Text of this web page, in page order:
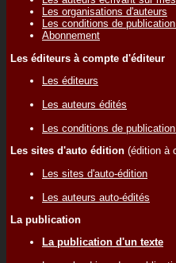
Les organisations d'auteurs
Les conditions de
Abonnement
Les éditeurs à compte d'éditeur
Les éditeurs
Les auteurs édités
Les conditions de
Les sites d'auto édition (édition à
Les sites d'auto-édition
Les auteurs auto-édités
La publication
La publication d'un texte